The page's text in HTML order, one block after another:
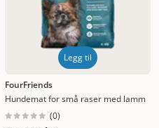
Legg til
FourFriends
Hundemat for små raser med lamm
(0)